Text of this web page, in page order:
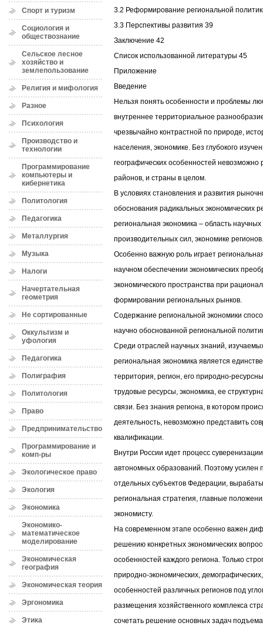
Спорт и туризм
Социология и
обществознание
Сельское лесное
хозяйство и
землепользование
Религия и мифология
Разное
Психология
Производство и
технологии
Программирование
компьютеры и
кибернетика
Политология
Педагогика
Металлургия
Музыка
Налоги
Начертательная
геометрия
Не сортированные
Оккультизм и
уфология
Педагогика
Полиграфия
Политология
Право
Предпринимательство
Программирование и
комп-ры
Экологическое право
Экология
Экономика
Экономико-
математическое
моделирование
Экономическая
география
Экономическая теория
Эргономика
Этика
3.2 Реформирование региональной
3.3 Перспективы развития 39
Заключение 42
Список использованной литературы 45
Приложение
Введение
Нельзя понять особенности и проблемы
внутреннее территориальное
чрезвычайно контрастной по природе,
населения, экономике. Без глубокого
географических особенностей
районов, и страны в целом.
В условиях становления и развития
обоснования радикальных экономических
региональная экономика – область
производительных сил, экономике регионов.
Особенно важную роль играет
научном обеспечении экономических
экономического пространства при
формировании региональных рынков.
Содержание региональной экономики
научно обоснованной региональной
Среди отраслей научных знаний,
региональная экономика является
территория, регион, его природно-
трудовые ресурсы, экономика, ее
связи. Без знания региона, в котором
деятельность, невозможно представить
квалификации.
Внутри России идет процесс
автономных образований. Поэтому усилен
отдельных субъектов Федерации,
региональная стратегия, главные
экономисту.
На современном этапе особенно важен
решению конкретных экономических
особенностей каждого региона. Только
природно-экономических,
особенностей различных регионов под
размещения хозяйственного комплекса
сочетать решение основных задач